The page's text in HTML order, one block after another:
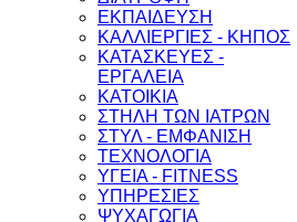
ΕΚΠΑΙΔΕΥΣΗ
ΚΑΛΛΙΕΡΓΙΕΣ - ΚΗΠΟΣ
ΚΑΤΑΣΚΕΥΕΣ -
ΕΡΓΑΛΕΙΑ
ΚΑΤΟΙΚΙΑ
ΣΤΗΛΗ ΤΩΝ ΙΑΤΡΩΝ
ΣΤΥΛ - ΕΜΦΑΝΙΣΗ
ΤΕΧΝΟΛΟΓΙΑ
ΥΓΕΙΑ - FITNESS
ΥΠΗΡΕΣΙΕΣ
ΨΥΧΑΓΩΓΙΑ